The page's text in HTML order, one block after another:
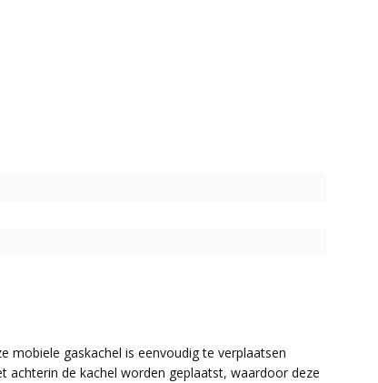
mobiele gaskachel is eenvoudig te verplaatsen
achterin de kachel worden geplaatst, waardoor deze